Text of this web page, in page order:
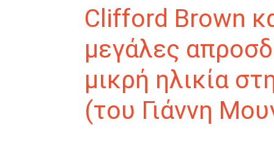
Clifford Brown
μεγάλες
μικρή ηλικία
(του Γιάννη